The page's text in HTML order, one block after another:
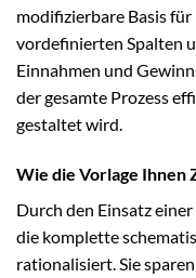
modifizierbare Basis
vordefinierten Spalten
Einnahmen und
der gesamte Prozess
gestaltet wird.
Wie die Vorlage Ihnen
Durch den Einsatz
die komplette
rationalisiert. Sie